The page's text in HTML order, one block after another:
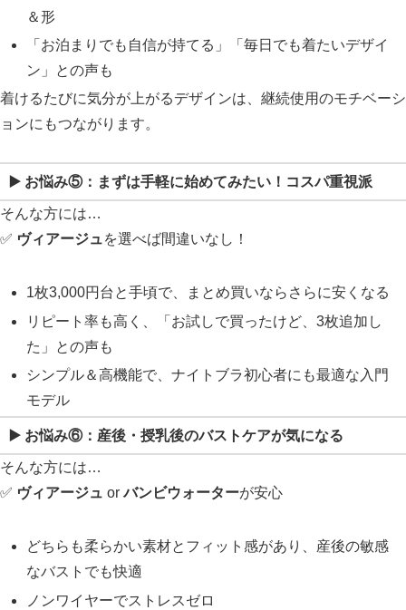
＆形
「お泊まりでも自信が持てる」「毎日でも着たいデザイ
ン」との声も
着けるたびに気分が上がるデザインは、継続使用のモチベーシ
ョンにもつながります。
▶️ お悩み⑤： まずは手軽に始めてみたい！コスパ重視派
そんな方には…
✅ ヴィアージュを選べば間違いなし！
1枚3,000円台と手頃で、まとめ買いならさらに安くなる
リピート率も高く、「お試しで買ったけど、3枚追加し
た」との声も
シンプル＆高機能で、ナイトブラ初心者にも最適な入門
モデル
▶️ お悩み⑥： 産後・授乳後のバストケアが気になる
そんな方には…
✅ ヴィアージュ orバンビウォーターが安心
どちらも柔らかい素材とフィット感があり、産後の敏感
なバストでも快適
ノンワイヤーでストレスゼロ